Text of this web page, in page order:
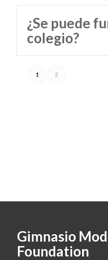
¿Se puede
colegio?
1 2
Gimnasio
Foundation